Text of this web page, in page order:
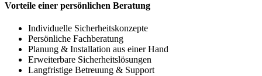
Vorteile einer persönlichen Beratung
Individuelle Sicherheitskonzepte
Persönliche Fachberatung
Planung & Installation aus einer Hand
Erweiterbare Sicherheitslösungen
Langfristige Betreuung & Support